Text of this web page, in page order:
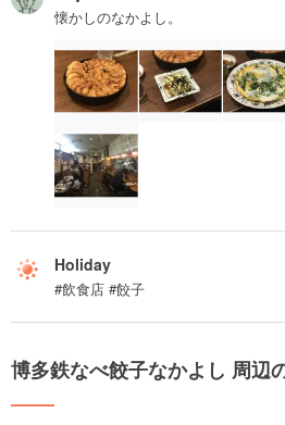
懐かしのなかよし。
Holiday
#飲食店 #餃子
博多鉄なべ餃子なかよし 周辺